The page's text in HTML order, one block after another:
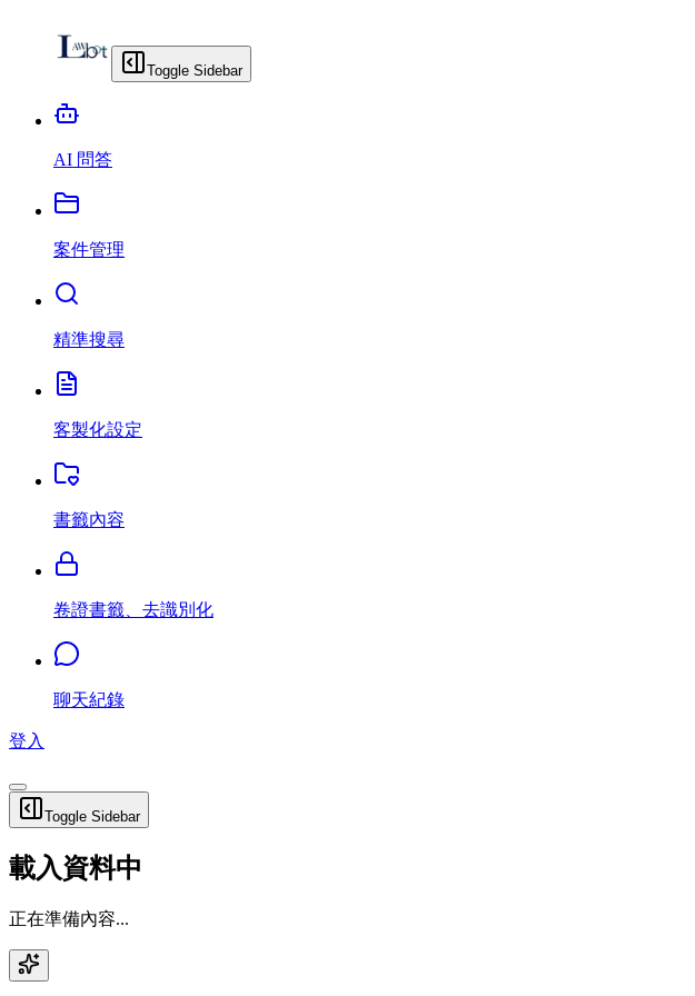
Toggle Sidebar
AI 問答
案件管理
精準搜尋
客製化設定
書籤內容
卷證書籤、去識別化
聊天紀錄
登入
Toggle Sidebar
載入資料中
正在準備內容...